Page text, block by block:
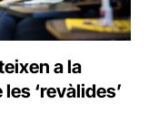
a la
‘revàlides’